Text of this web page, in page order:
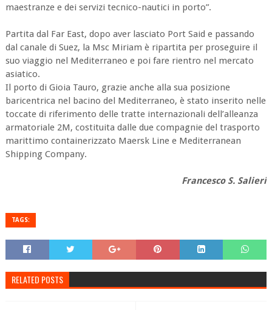
maestranze e dei servizi tecnico-nautici in porto”.
Partita dal Far East, dopo aver lasciato Port Said e passando
dal canale di Suez, la Msc Miriam è ripartita per proseguire il
suo viaggio nel Mediterraneo e poi fare rientro nel mercato
asiatico.
Il porto di Gioia Tauro, grazie anche alla sua posizione
baricentrica nel bacino del Mediterraneo, è stato inserito nelle
toccate di riferimento delle tratte internazionali dell’alleanza
armatoriale 2M, costituita dalle due compagnie del trasporto
marittimo containerizzato Maersk Line e Mediterranean
Shipping Company.
Francesco S. Salieri
TAGS:
RELATED POSTS